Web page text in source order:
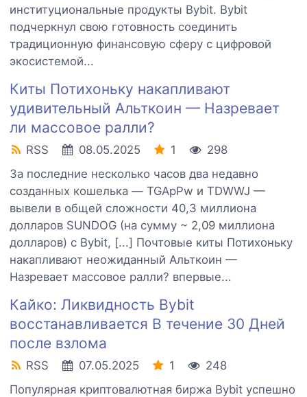
институциональные продукты Bybit. Bybit
подчеркнул свою готовность соединить
традиционную финансовую сферу с цифровой
экосистемой...
Киты Потихоньку накапливают
удивительный Альткоин — Назревает
ли массовое ралли?
RSS 08.05.2025 1
298
За последние несколько часов два недавно
созданных кошелька — TGApPw и TDWWJ —
вывели в общей сложности 40,3 миллиона
долларов SUNDOG (на сумму ~ 2,09 миллиона
долларов) с Bybit, [...] Почтовые киты Потихоньку
накапливают неожиданный Альткоин —
Назревает массовое ралли? впервые...
Кайко: Ликвидность Bybit
восстанавливается В течение 30 Дней
после взлома
RSS 07.05.2025 1
248
Популярная криптовалютная биржа Bybit успешно